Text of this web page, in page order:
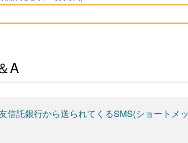
A
信託銀行から送られてくるSMS(ショートメ